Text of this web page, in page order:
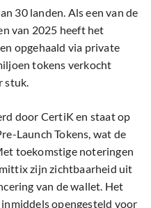
30 landen. Als een van de
van 2025 heeft het
opgehaald via private
tokens verkocht
stuk.
door CertiK en staat op
Launch Tokens, wat de
toekomstige noteringen
zijn zichtbaarheid uit
van de wallet. Het
opengesteld voor